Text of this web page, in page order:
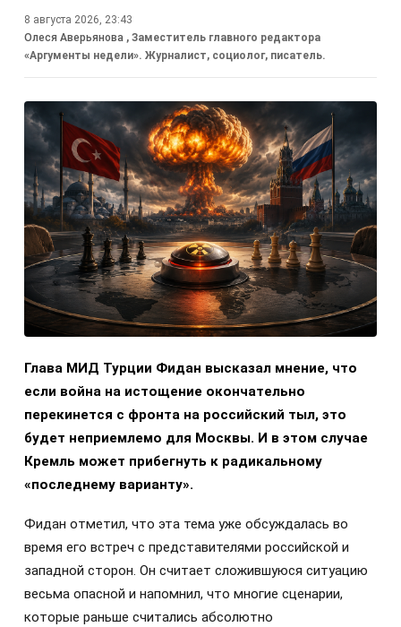
8 августа 2026, 23:43
Олеся Аверьянова , Заместитель главного редактора
«Аргументы недели». Журналист, социолог, писатель.
Глава МИД Турции Фидан высказал мнение, что
если война на истощение окончательно
перекинется с фронта на российский тыл, это
будет неприемлемо для Москвы. И в этом случае
Кремль может прибегнуть к радикальному
«последнему варианту».
Фидан отметил, что эта тема уже обсуждалась во
время его встреч с представителями российской и
западной сторон. Он считает сложившуюся ситуацию
весьма опасной и напомнил, что многие сценарии,
которые раньше считались абсолютно